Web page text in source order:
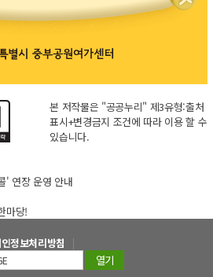
본 저작물은 "공공누리" 제3유형:출처
표시+변경금지 조건에 따라 이용 할 수
있습니다.
' 연장 운영 안내
마당!
정보처리방침
열기